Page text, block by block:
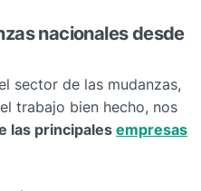
nacionales desde
sector de las mudanzas,
trabajo bien hecho, nos
las principales empresas